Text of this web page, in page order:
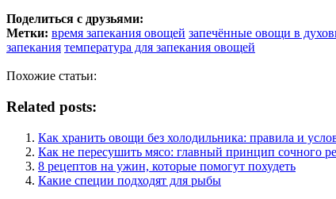
Поделиться с друзьями:
Метки: время запекания овощей запечённые овощи в
запекания температура для запекания овощей
Похожие статьи:
Related posts:
Как хранить овощи без холодильника: правила и
Как не пересушить мясо: главный принцип сочного
8 рецептов на ужин, которые помогут похудеть
Какие специи подходят для рыбы